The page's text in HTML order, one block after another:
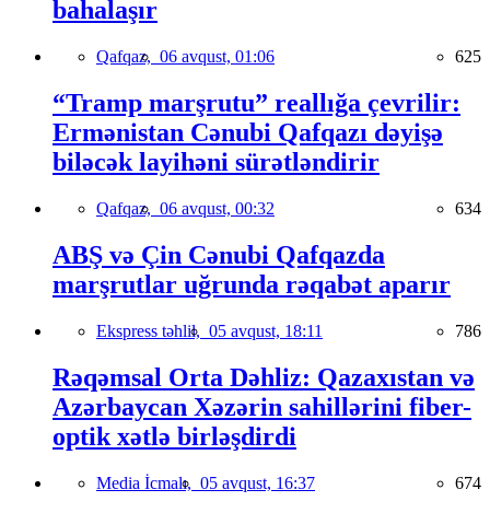
bahalaşır
Qafqaz, 06 avqust, 01:06 625
“Tramp marşrutu” reallığa çevrilir:
Ermənistan Cənubi Qafqazı dəyişə
biləcək layihəni sürətləndirir
Qafqaz, 06 avqust, 00:32 634
ABŞ və Çin Cənubi Qafqazda
marşrutlar uğrunda rəqabət aparır
Ekspress təhlil, 05 avqust, 18:11 786
Rəqəmsal Orta Dəhliz: Qazaxıstan və
Azərbaycan Xəzərin sahillərini fiber-
optik xətlə birləşdirdi
Media İcmalı, 05 avqust, 16:37 674